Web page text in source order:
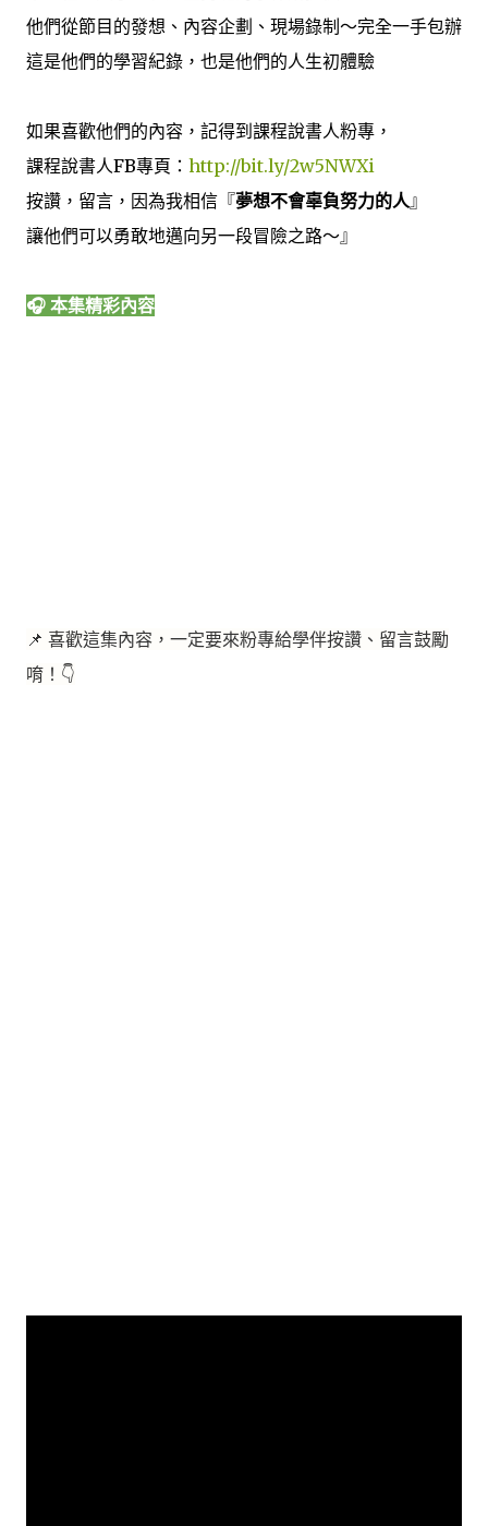
他們從節目的發想、內容企劃、現場錄制～完全一手包辦
這是他們的學習紀錄，也是他們的人生初體驗
如果喜歡他們的內容，記得到課程說書人粉專，
課程說書人FB專頁： http://bit.ly/2w5NWXi
按讚，留言，因為我相信『夢想不會辜負努力的人 』
讓他們可以勇敢地邁向另一段冒險之路～』
🎧 本集精彩內容
📌 喜歡這集內容，一定要來粉專給學伴按讚、留言鼓勵
唷！👇